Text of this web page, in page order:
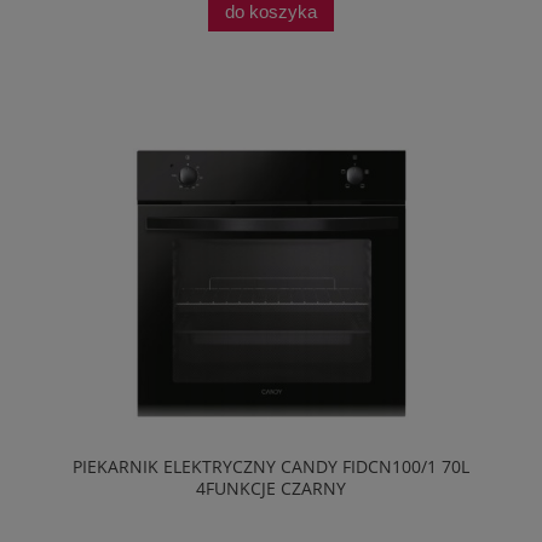
do koszyka
PIEKARNIK ELEKTRYCZNY CANDY FIDCN100/1 70L
4FUNKCJE CZARNY